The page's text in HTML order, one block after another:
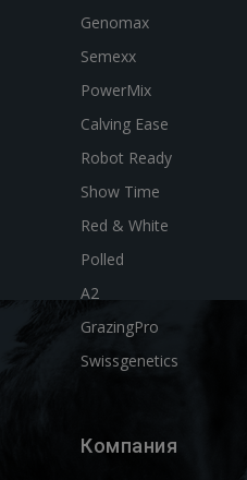
Genomax
Semexx
PowerMix
Calving Ease
Robot Ready
Show Time
Red & White
Polled
A2
GrazingPro
Swissgenetics
Компания